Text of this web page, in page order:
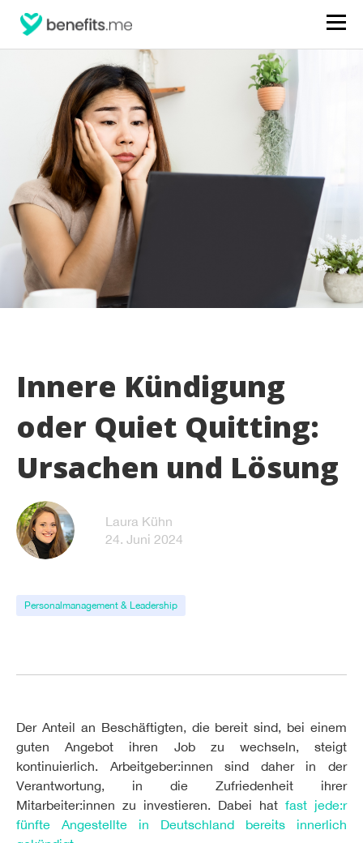
Innere Kündigung
oder Quiet Quitting:
Ursachen und Lösung
Laura Kühn
24. Juni 2024
Personalmanagement & Leadership
Der Anteil an Beschäftigten, die bereit sind, bei einem
guten Angebot ihren Job zu wechseln, steigt
kontinuierlich. Arbeitgeber:innen sind daher in der
Verantwortung, in die Zufriedenheit ihrer
Mitarbeiter:innen zu investieren. Dabei hat fast jede:r
fünfte Angestellte in Deutschland bereits innerlich